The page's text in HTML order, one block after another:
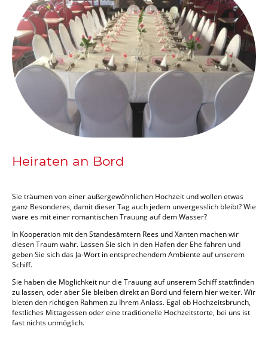
Heiraten an Bord
Sie träumen von einer außergewöhnlichen Hochzeit und wollen etwas
ganz Besonderes, damit dieser Tag auch jedem unvergesslich bleibt? Wie
wäre es mit einer romantischen Trauung auf dem Wasser?
In Kooperation mit den Standesämtern Rees und Xanten machen wir
diesen Traum wahr. Lassen Sie sich in den Hafen der Ehe fahren und
geben Sie sich das Ja-Wort in entsprechendem Ambiente auf unserem
Schiff.
Sie haben die Möglichkeit nur die Trauung auf unserem Schiff stattfinden
zu lassen, oder aber Sie bleiben direkt an Bord und feiern hier weiter. Wir
bieten den richtigen Rahmen zu Ihrem Anlass. Egal ob Hochzeitsbrunch,
festliches Mittagessen oder eine traditionelle Hochzeitstorte, bei uns ist
fast nichts unmöglich.